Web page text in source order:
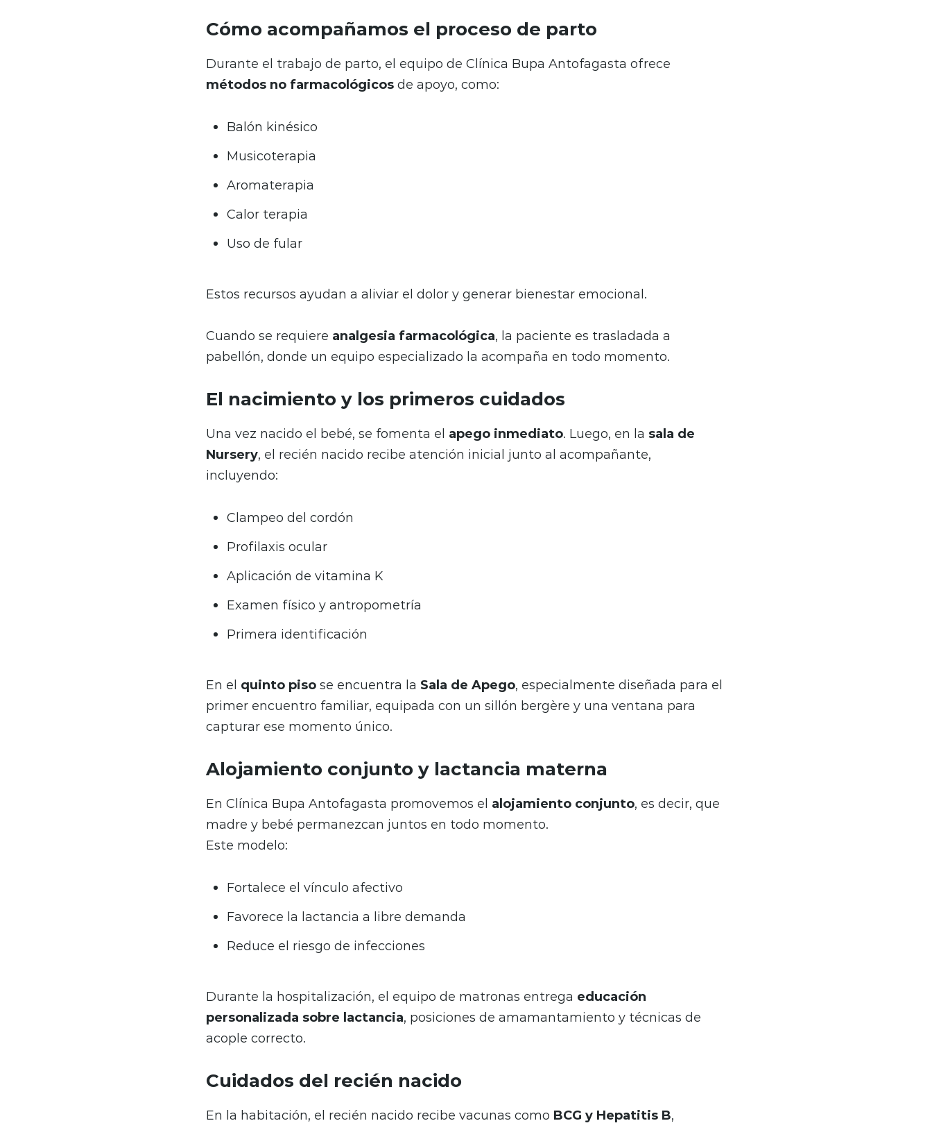
Cómo acompañamos el proceso de parto
Durante el trabajo de parto, el equipo de Clínica Bupa Antofagasta ofrece
métodos no farmacológicos de apoyo, como:
Balón kinésico
Musicoterapia
Aromaterapia
Calor terapia
Uso de fular
Estos recursos ayudan a aliviar el dolor y generar bienestar emocional.
Cuando se requiere analgesia farmacológica, la paciente es trasladada a
pabellón, donde un equipo especializado la acompaña en todo momento.
El nacimiento y los primeros cuidados
Una vez nacido el bebé, se fomenta el apego inmediato. Luego, en la sala de
Nursery, el recién nacido recibe atención inicial junto al acompañante,
incluyendo:
Clampeo del cordón
Profilaxis ocular
Aplicación de vitamina K
Examen físico y antropometría
Primera identificación
En el quinto piso se encuentra la Sala de Apego, especialmente diseñada para el
primer encuentro familiar, equipada con un sillón bergère y una ventana para
capturar ese momento único.
Alojamiento conjunto y lactancia materna
En Clínica Bupa Antofagasta promovemos el alojamiento conjunto, es decir, que
madre y bebé permanezcan juntos en todo momento.
Este modelo:
Fortalece el vínculo afectivo
Favorece la lactancia a libre demanda
Reduce el riesgo de infecciones
Durante la hospitalización, el equipo de matronas entrega educación
personalizada sobre lactancia, posiciones de amamantamiento y técnicas de
acople correcto.
Cuidados del recién nacido
En la habitación, el recién nacido recibe vacunas como BCG y Hepatitis B,